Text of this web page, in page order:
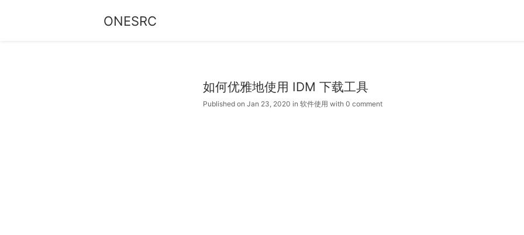
ONESRC
如何优雅地使用 IDM 下载工具
Published on Jan 23, 2020 in 软件使用 with 0 comment